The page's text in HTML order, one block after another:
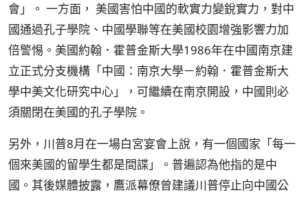
會」。 一方面， 美國害怕中國的軟實力變銳實力，對中
國通過孔子學院、中國學聯等在美國校園增強影響力加
倍警惕。美國約翰．霍普金斯大學1986年在中國南京建
立正式分支機構「中國：南京大學－約翰．霍普金斯大
學中美文化研究中心」，可繼續在南京開設，中國則必
須關閉在美國的孔子學院。
另外，川普8月在一場白宮宴會上說，有一個國家「每一
個來美國的留學生都是間諜」。普遍認為他指的是中
國。其後媒體披露，鷹派幕僚曾建議川普停止向中國公